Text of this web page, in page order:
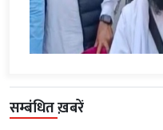
सम्बंधित ख़बरें